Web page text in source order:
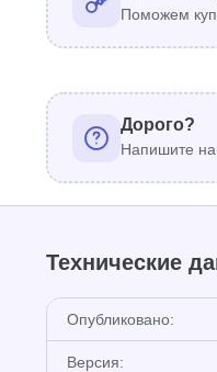
Поможем
Дорого?
Напишите
Технические
Опубликовано:
Версия: